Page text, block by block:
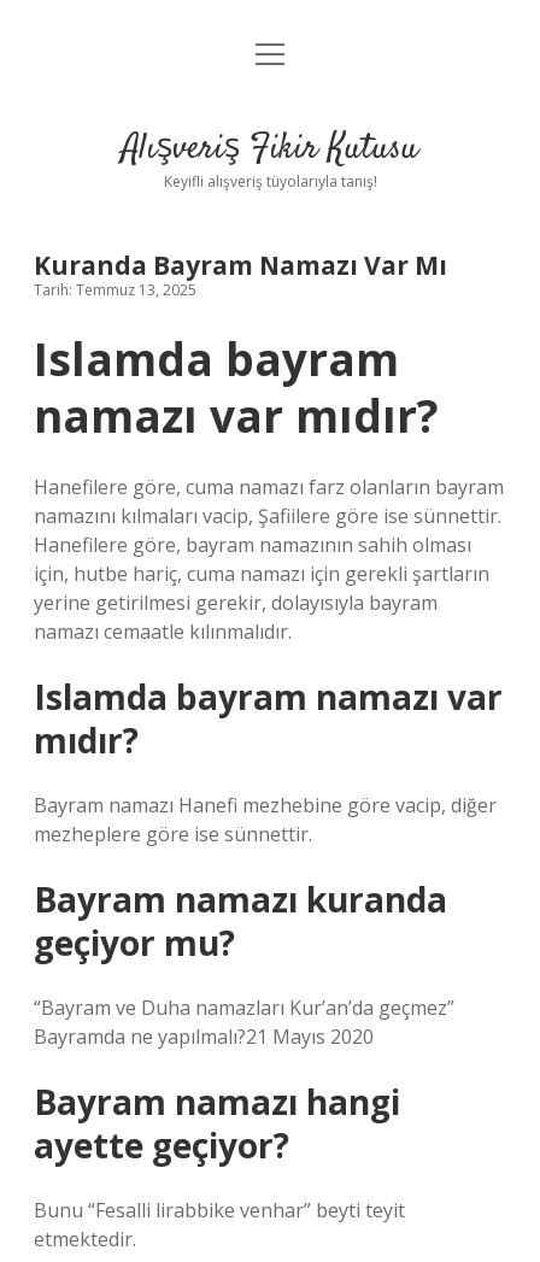
Anasayfa
Yasal Uyarı
menüyü
Alışveriş Fikir Kutusu
Keyifli alışveriş tüyolarıyla tanış!
Kuranda Bayram Namazı Var Mı
Tarih: Temmuz 13, 2025
Islamda bayram
namazı var mıdır?
Hanefilere göre, cuma namazı farz olanların bayram
namazını kılmaları vacip, Şafiilere göre ise sünnettir.
Hanefilere göre, bayram namazının sahih olması
için, hutbe hariç, cuma namazı için gerekli şartların
yerine getirilmesi gerekir, dolayısıyla bayram
namazı cemaatle kılınmalıdır.
Islamda bayram namazı var
mıdır?
Bayram namazı Hanefi mezhebine göre vacip, diğer
mezheplere göre ise sünnettir.
Bayram namazı kuranda
geçiyor mu?
“Bayram ve Duha namazları Kur’an’da geçmez”
Bayramda ne yapılmalı?21 Mayıs 2020
Bayram namazı hangi
ayette geçiyor?
Bunu “Fesalli lirabbike venhar” beyti teyit
etmektedir.